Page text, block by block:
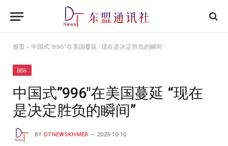
首页 » 中国式”996″在美国蔓延 “现在是决定胜负的瞬间”
国际
中国式”996″在美国蔓延 “现在
是决定胜负的瞬间”
BY DTNEWSKHMER 2025-10-10